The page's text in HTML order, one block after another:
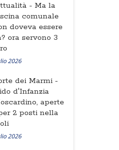
- Ma la
comunale
doveva essere
ora servono 3
2026
dei Marmi -
d'Infanzia
aperte
2 posti nella
2026